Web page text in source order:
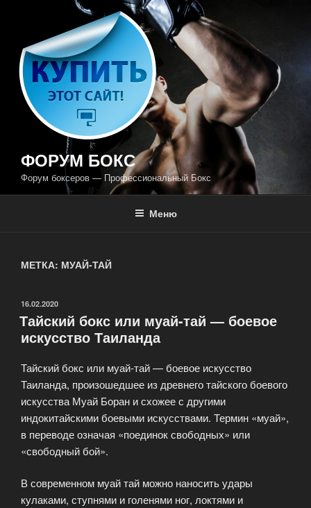
содержимому
ФОРУМ БОКС
Форум боксеров — Профессиональный Бокс
Меню
МЕТКА: МУАЙ-ТАЙ
ОПУБЛИКОВАНО
16.02.2020
Тайский бокс или муай-тай — боевое
искусство Таиланда
Тайский бокс или муай-тай — боевое искусство
Таиланда, произошедшее из древнего тайского боевого
искусства Муай Боран и схожее с другими
индокитайскими боевыми искусствами. Термин «муай»,
в переводе означая «поединок свободных» или
«свободный бой».
В современном муай тай можно наносить удары
кулаками, ступнями и голенями ног, локтями и